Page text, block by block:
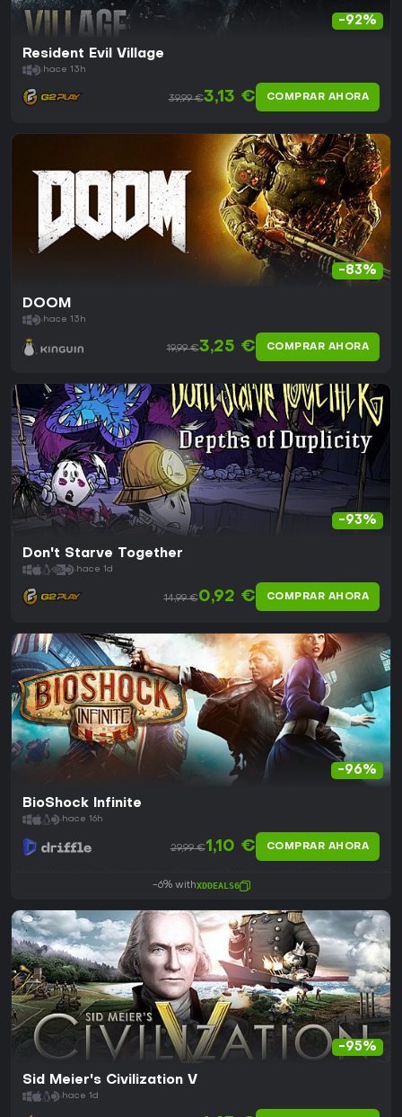
-92%
Resident Evil Village
hace 13h
39,99 €3,13 € COMPRAR AHORA
-83%
DOOM
hace 13h
19,99 €3,25 € COMPRAR AHORA
-93%
Don't Starve Together
hace 1d
14,99 €0,92 € COMPRAR AHORA
-96%
BioShock Infinite
hace 16h
29,99 €1,10 € COMPRAR AHORA
-6% withXDDEALS6
-95%
Sid Meier's Civilization V
hace 1d